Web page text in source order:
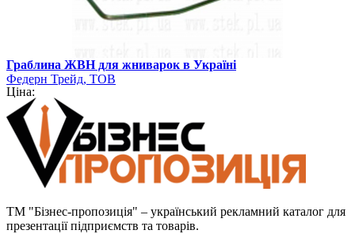
Граблина ЖВН для жниварок в Україні
Федерн Трейд, ТОВ
Ціна:
ТМ "Бізнес-пропозиція" – український рекламний каталог для
презентації підприємств та товарів.